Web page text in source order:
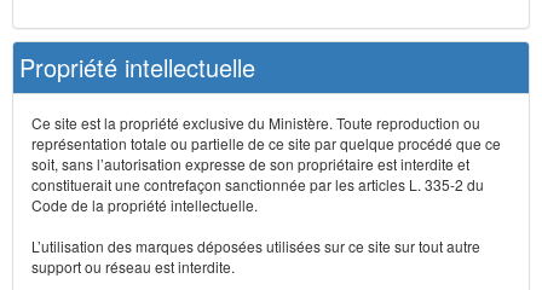
Propriété intellectuelle
Ce site est la propriété exclusive du Ministère. Toute reproduction ou
représentation totale ou partielle de ce site par quelque procédé que ce
soit, sans l’autorisation expresse de son propriétaire est interdite et
constituerait une contrefaçon sanctionnée par les articles L. 335-2 du
Code de la propriété intellectuelle.
L’utilisation des marques déposées utilisées sur ce site sur tout autre
support ou réseau est interdite.